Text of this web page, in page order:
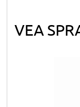
VEA